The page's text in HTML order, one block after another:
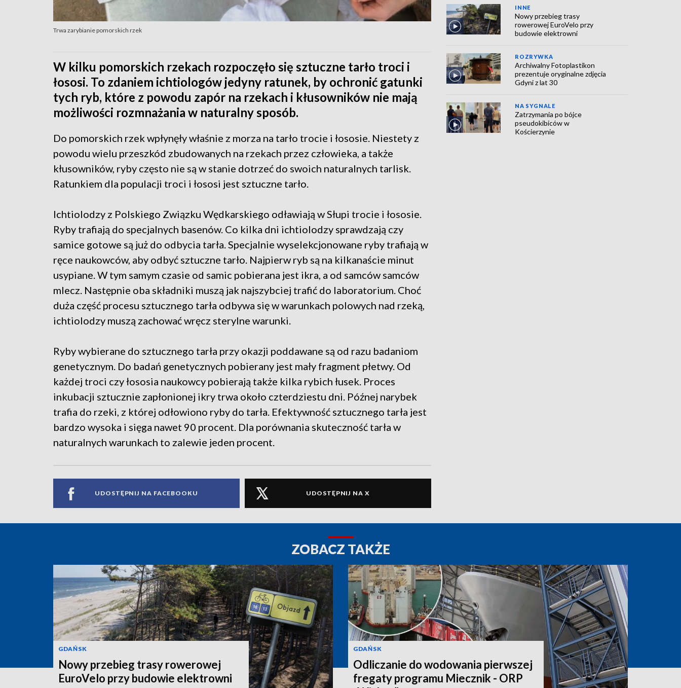
Trwa zarybianie pomorskich rzek
W kilku pomorskich rzekach rozpoczęło się sztuczne tarło troci i
łososi. To zdaniem ichtiologów jedyny ratunek, by ochronić gatunki
tych ryb, które z powodu zapór na rzekach i kłusowników nie mają
możliwości rozmnażania w naturalny sposób.
Do pomorskich rzek wpłynęły właśnie z morza na tarło trocie i łososie. Niestety z
powodu wielu przeszkód zbudowanych na rzekach przez człowieka, a także
kłusowników, ryby często nie są w stanie dotrzeć do swoich naturalnych tarlisk.
Ratunkiem dla populacji troci i łososi jest sztuczne tarło.
Ichtiolodzy z Polskiego Związku Wędkarskiego odławiają w Słupi trocie i łososie.
Ryby trafiają do specjalnych basenów. Co kilka dni ichtiolodzy sprawdzają czy
samice gotowe są już do odbycia tarła. Specjalnie wyselekcjonowane ryby trafiają w
ręce naukowców, aby odbyć sztuczne tarło. Najpierw ryb są na kilkanaście minut
usypiane. W tym samym czasie od samic pobierana jest ikra, a od samców samców
mlecz. Następnie oba składniki muszą jak najszybciej trafić do laboratorium. Choć
duża część procesu sztucznego tarła odbywa się w warunkach polowych nad rzeką,
ichtiolodzy muszą zachować wręcz sterylne warunki.
Ryby wybierane do sztucznego tarła przy okazji poddawane są od razu badaniom
genetycznym. Do badań genetycznych pobierany jest mały fragment płetwy. Od
każdej troci czy łososia naukowcy pobierają także kilka rybich łusek. Proces
inkubacji sztucznie zapłonionej ikry trwa około czterdziestu dni. Późnej narybek
trafia do rzeki, z której odłowiono ryby do tarła. Efektywność sztucznego tarła jest
bardzo wysoka i sięga nawet 90 procent. Dla porównania skuteczność tarła w
naturalnych warunkach to zalewie jeden procent.
UDOSTĘPNIJ NA FACEBOOKU UDOSTĘPNIJ NA X
INNE
Nowy przebieg trasy
rowerowej EuroVelo przy
budowie elektrowni
ROZRYWKA
Archiwalny Fotoplastikon
prezentuje oryginalne zdjęcia
Gdyni z lat 30
NA SYGNALE
Zatrzymania po bójce
pseudokibiców w
Kościerzynie
ZOBACZ TAKŻE
GDAŃSK
Nowy przebieg trasy rowerowej
EuroVelo przy budowie elektrowni
GDAŃSK
Odliczanie do wodowania pierwszej
fregaty programu Miecznik - ORP